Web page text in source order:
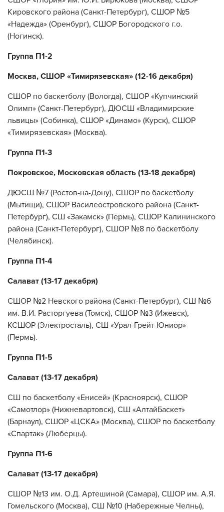
Кировского района (Санкт-Петербург), СШОР №5
«Надежда» (Оренбург), СШОР Богородского г.о.
(Ногинск).
Группа П1-2
Москва, СШОР «Тимирязевская» (12-16 декабря)
СШОР по баскетболу (Вологда), СШОР «Купчинский
Олимп» (Санкт-Петербург), ДЮСШ «Владимирские
львицы» (Собинка), СШОР «Динамо» (Курск), СШОР
«Тимирязевская» (Москва).
Группа П1-3
Покровское, Московская область (13-18 декабря)
ДЮСШ №7 (Ростов-на-Дону), СШОР по баскетболу
(Мытищи), СШОР Василеостровского района (Санкт-
Петербург), СШ «Закамск» (Пермь), СШОР Калининского
района (Санкт-Петербург), СШОР №8 по баскетболу
(Челябинск).
Группа П1-4
Салават (13-17 декабря)
СШОР №2 Невского района (Санкт-Петербург), СШ №6
им. В.И. Расторгуева (Томск), СШОР №3 (Ижевск),
КСШОР (Электросталь), СШ «Урал-Грейт-Юниор»
(Пермь).
Группа П1-5
Салават (13-17 декабря)
СШ по баскетболу «Енисей» (Красноярск), СШОР
«Самотлор» (Нижневартовск), СШ «АлтайБаскет»
(Барнаул), СШОР «ЦСКА» (Москва), СШОР по баскетболу
«Спартак» (Люберцы).
Группа П1-6
Салават (13-17 декабря)
СШОР №13 им. О.Д. Артешиной (Самара), СШОР им. А.Я.
Гомельского (Москва), СШ №10 (Набережные Челны),